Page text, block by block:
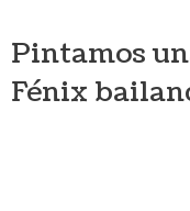
Pintamos
Fénix